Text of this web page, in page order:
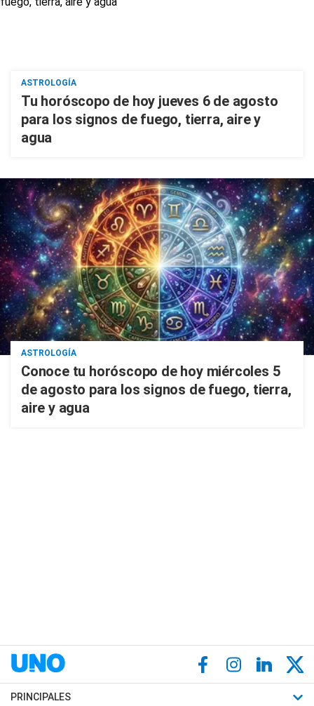
ASTROLOGÍA
Tu horóscopo de hoy jueves 6 de agosto
para los signos de fuego, tierra, aire y
agua
ASTROLOGÍA
Conoce tu horóscopo de hoy miércoles 5
de agosto para los signos de fuego, tierra,
aire y agua
PRINCIPALES